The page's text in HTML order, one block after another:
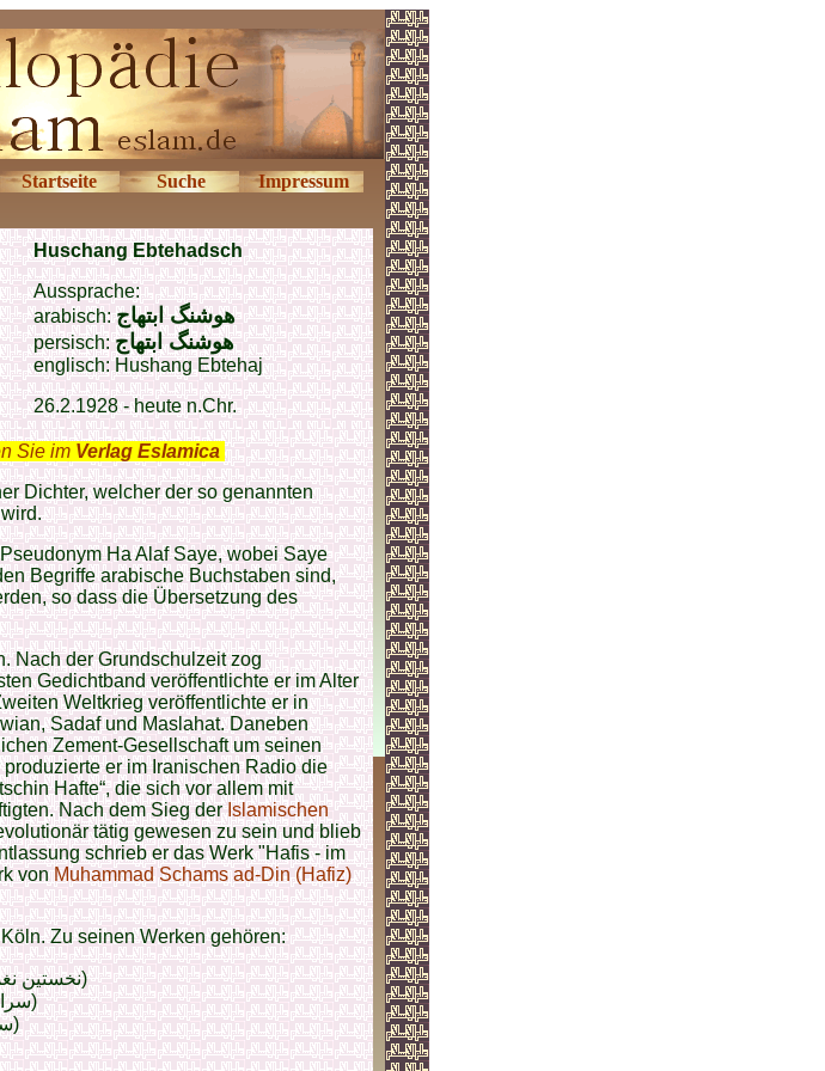
Startseite Suche Impressum
Huschang Ebtehadsch
Aussprache:
arabisch:هوشنگ ابتهاج
persisch:هوشنگ ابتهاج
englisch:Hushang Ebtehaj
26.2.1928 - heute n.Chr.
Sie im Verlag Eslamica
Dichter, welcher der so genannten
Ha Alaf Saye, wobei Saye
Begriffe arabische Buchstaben sind,
so dass die Übersetzung des
Nach der Grundschulzeit zog
Gedichtband veröffentlichte er im Alter
Weltkrieg veröffentlichte er in
Sadaf und Maslahat. Daneben
Zement-Gesellschaft um seinen
er im Iranischen Radio die
Hafte“, die sich vor allem mit
Nach dem Sieg derIslamischen
tätig gewesen zu sein und blieb
schrieb er das Werk "Hafis - im
vonMuhammad Schams ad-Din (Hafiz)
Zu seinen Werken gehören:
Die ersten Gesänge, 1946 (نخستین نغمه‌ها)
Sarab (Fata Morgana), 1951 (سراب)
Dunkle Übung I, 1953 (سیاه مشق)